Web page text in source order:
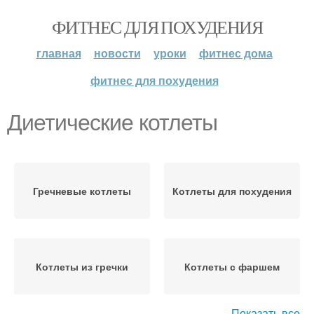
ФИТНЕС ДЛЯ ПОХУДЕНИЯ
главная новости уроки
фитнес дома
фитнес для похудения
Диетические котлеты
Гречневые котлеты Котлеты для похудения
Котлеты из гречки Котлеты с фаршем